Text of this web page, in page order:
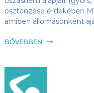
p
j
a
ösztönzése érdekében
amiben állomásonként
BŐVEBBEN